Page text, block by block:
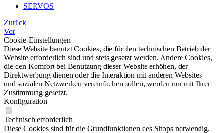
SERVOS
Zurück
Vor
Cookie-Einstellungen
Diese Website benutzt Cookies, die für den technischen Betrieb der
Website erforderlich sind und stets gesetzt werden. Andere Cookies,
die den Komfort bei Benutzung dieser Website erhöhen, der
Direktwerbung dienen oder die Interaktion mit anderen Websites
und sozialen Netzwerken vereinfachen sollen, werden nur mit Ihrer
Zustimmung gesetzt.
Konfiguration
Technisch erforderlich
Diese Cookies sind für die Grundfunktionen des Shops notwendig.